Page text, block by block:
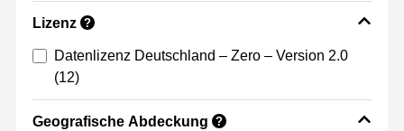
Lizenz ?
Datenlizenz Deutschland – Zero – Version 2.0
(12)
Geografische Abdeckung ?